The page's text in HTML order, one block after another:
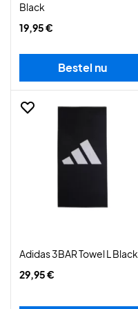
Black
19,95 €
Bestel nu
Adidas 3BAR Towel L Black
29,95 €